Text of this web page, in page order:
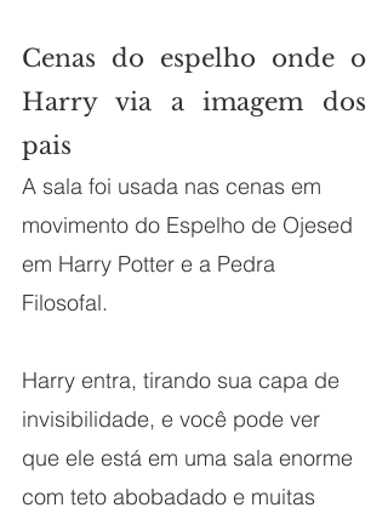
Cenas do espelho onde o
Harry via a imagem dos
pais
A sala foi usada nas cenas em
movimento do Espelho de Ojesed
em Harry Potter e a Pedra
Filosofal.
Harry entra, tirando sua capa de
invisibilidade, e você pode ver
que ele está em uma sala enorme
com teto abobadado e muitas